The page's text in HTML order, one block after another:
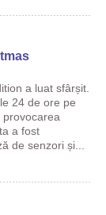
a luat sfârșit.
24 de ore pe
a fost
de senzori și...